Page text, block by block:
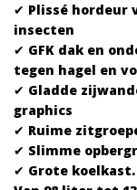
✔ Plissé hordeur
insecten
✔ GFK dak en
tegen hagel en
✔ Gladde
graphics
✔ Ruime
✔ Slimme
✔ Grote